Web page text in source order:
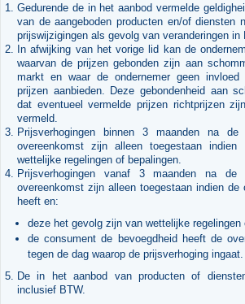
Gedurende de in het aanbod vermelde
van de aangeboden producten en/of diensten
prijswijzigingen als gevolg van veranderingen in
In afwijking van het vorige lid kan de
waarvan de prijzen gebonden zijn aan
markt en waar de ondernemer geen
prijzen aanbieden. Deze gebondenheid aan
dat eventueel vermelde prijzen richtprijzen
vermeld.
Prijsverhogingen binnen 3 maanden na
overeenkomst zijn alleen toegestaan
wettelijke regelingen of bepalingen.
Prijsverhogingen vanaf 3 maanden na de
overeenkomst zijn alleen toegestaan indien de
heeft en:
deze het gevolg zijn van wettelijke regelingen
de consument de bevoegdheid heeft de
tegen de dag waarop de prijsverhoging ingaat.
De in het aanbod van producten of
inclusief BTW.